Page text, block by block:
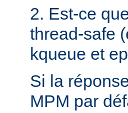
2. Est-ce
thread-safe
kqueue et
Si la
MPM par